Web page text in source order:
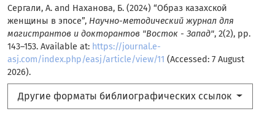
Сергали, А. and Наханова, Б. (2024) “Образ казахской
женщины в эпосе”, Научно-методический журнал для
магистрантов и докторантов "Восток - Запад", 2(2), pp.
143–153. Available at: https://journal.e-
asj.com/index.php/easj/article/view/11 (Accessed: 7 August
2026).
Другие форматы библиографических ссылок